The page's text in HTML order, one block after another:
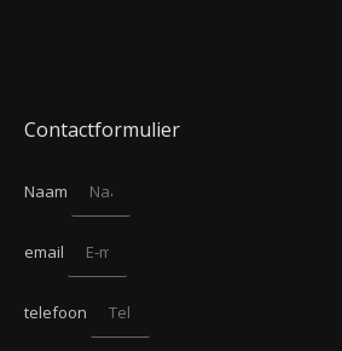
Contactformulier
Naam
email
telefoon